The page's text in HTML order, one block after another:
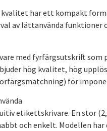
kvalitet har ett kompakt
av lättanvända
med fyrfärgsutskrift
hög kvalitet, hög
för
etikettskrivare. En stor
och enkelt. Modellen